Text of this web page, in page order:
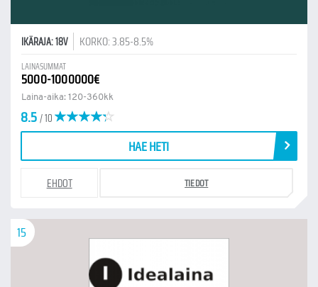
IKÄRAJA: 18V KORKO: 3.85-8.5%
LAINASUMMAT
5000-1000000€
Laina-aika: 120-360kk
8.5/ 10
HAE HETI
EHDOT TIEDOT
15